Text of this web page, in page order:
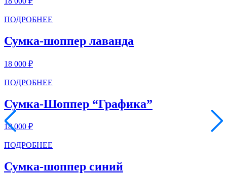
ПОДРОБНЕЕ
Сумка-шоппер лаванда
18 000 ₽
ПОДРОБНЕЕ
Сумка-Шоппер “Графика”
18 000 ₽
ПОДРОБНЕЕ
Сумка-шоппер синий